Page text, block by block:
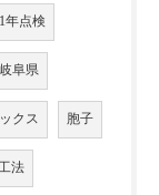
1年点検
岐阜県
クス 胞子
法